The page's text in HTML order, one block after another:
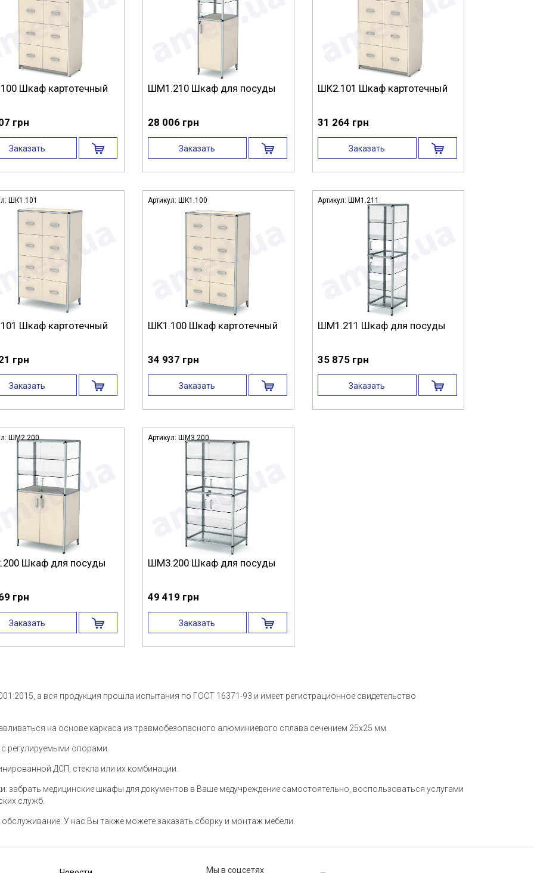
Шкаф картотечный
грн
Заказать
ШМ1.210 Шкаф для посуды
28 006 грн
Заказать
ШК2.101 Шкаф картотечный
31 264 грн
Заказать
ШК1.101
Шкаф картотечный
грн
Заказать
Артикул: ШК1.100
ШК1.100 Шкаф картотечный
34 937 грн
Заказать
Артикул: ШМ1.211
ШМ1.211 Шкаф для посуды
35 875 грн
Заказать
ШМ2.200
Шкаф для посуды
грн
Заказать
Артикул: ШМ3.200
ШМ3.200 Шкаф для посуды
49 419 грн
Заказать
а вся продукция прошла испытания по ГОСТ 16371-93 и имеет регистрационное свидетельство
на основе каркаса из травмобезопасного алюминиевого сплава сечением 25х25 мм.
регулируемыми опорами.
ДСП, стекла или их комбинации.
забрать медицинские шкафы для документов в Ваше медучреждение самостоятельно, воспользоваться услугами
служб.
У нас Вы также можете заказать сборку и монтаж мебели.
Мы в соцсетях